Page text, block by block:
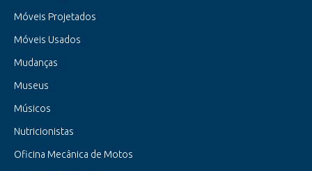
Móveis Projetados
Móveis Usados
Mudanças
Museus
Músicos
Nutricionistas
Oficina Mecânica de Motos